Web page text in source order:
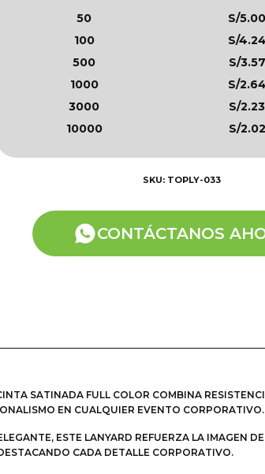
50
S/5.00
100
S/4.24
500
S/3.57
1000
S/2.64
3000
S/2.23
10000
S/2.02
SKU: TOPLY-033
CONTÁCTANOS
SATINADA FULL COLOR COMBINA
EN CUALQUIER EVENTO CORPORATIVO.
ESTE LANYARD REFUERZA LA IMAGEN
CADA DETALLE CORPORATIVO.